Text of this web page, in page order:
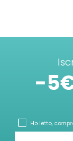
-5€
Ho letto,